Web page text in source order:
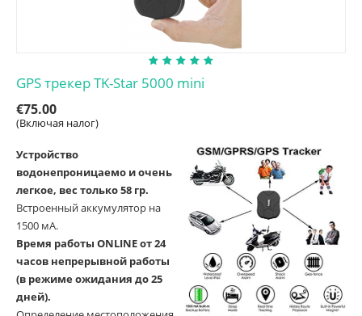
GPS трекер TK-Star 5000 mini
€75.00
(Включая налог)
Устройство
водонепроницаемо и очень
легкое, вес только 58 гр.
Встроенный аккумулятор на
1500 мА.
Время работы ONLINE от 24
часов непрерывной работы
(в режиме ожидания до 25
дней).